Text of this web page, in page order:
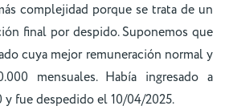
complejidad porque se trata de un
final por despido. Suponemos que
cuya mejor remuneración normal y
mensuales. Había ingresado a
y fue despedido el 10/04/2025.